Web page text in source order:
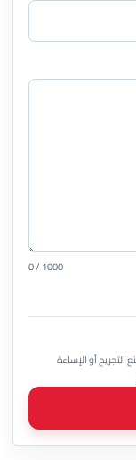
0 / 1000
التجريح أو الإساءة